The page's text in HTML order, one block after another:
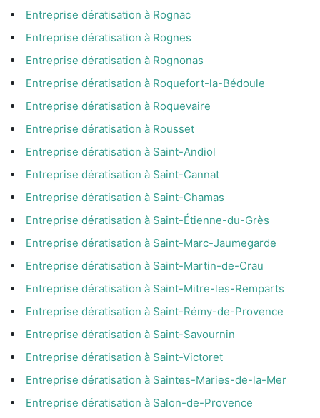
Entreprise dératisation à Rognac
Entreprise dératisation à Rognes
Entreprise dératisation à Rognonas
Entreprise dératisation à Roquefort-la-Bédoule
Entreprise dératisation à Roquevaire
Entreprise dératisation à Rousset
Entreprise dératisation à Saint-Andiol
Entreprise dératisation à Saint-Cannat
Entreprise dératisation à Saint-Chamas
Entreprise dératisation à Saint-Étienne-du-Grès
Entreprise dératisation à Saint-Marc-Jaumegarde
Entreprise dératisation à Saint-Martin-de-Crau
Entreprise dératisation à Saint-Mitre-les-Remparts
Entreprise dératisation à Saint-Rémy-de-Provence
Entreprise dératisation à Saint-Savournin
Entreprise dératisation à Saint-Victoret
Entreprise dératisation à Saintes-Maries-de-la-Mer
Entreprise dératisation à Salon-de-Provence